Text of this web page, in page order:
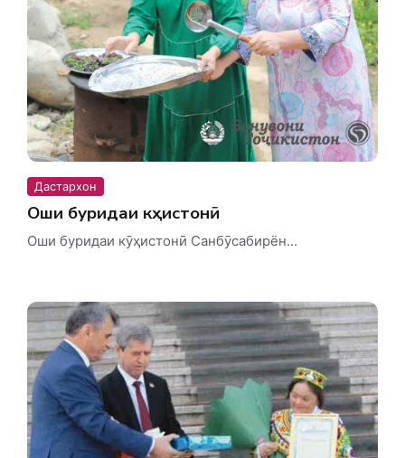
Дастархон
Оши буридаи кӯҳистонӣ
Оши буридаи кӯҳистонӣ Санбӯсабирён...